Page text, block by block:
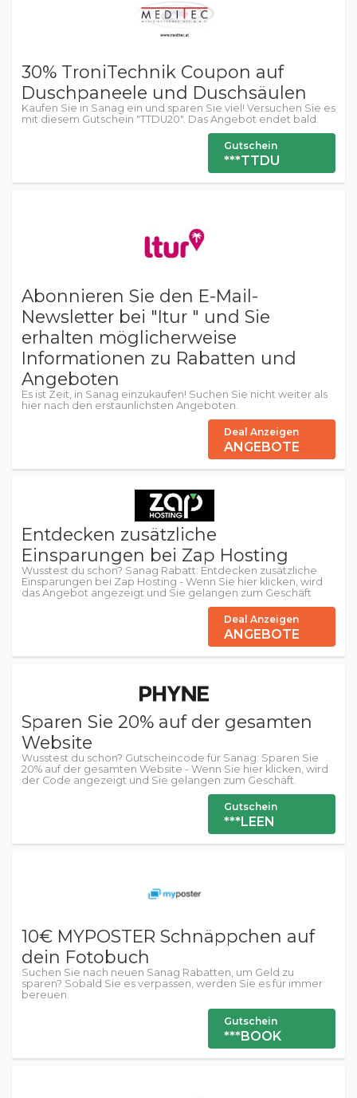
30% TroniTechnik Coupon auf
Duschpaneele und Duschsäulen
Kaufen Sie in Sanag ein und sparen Sie viel! Versuchen Sie es
mit diesem Gutschein "TTDU20". Das Angebot endet bald.
Gutschein
***TTDU
Abonnieren Sie den E-Mail-
Newsletter bei "Itur " und Sie
erhalten möglicherweise
Informationen zu Rabatten und
Angeboten
Es ist Zeit, in Sanag einzukaufen! Suchen Sie nicht weiter als
hier nach den erstaunlichsten Angeboten.
Deal Anzeigen
ANGEBOTE
Entdecken zusätzliche
Einsparungen bei Zap Hosting
Wusstest du schon? Sanag Rabatt: Entdecken zusätzliche
Einsparungen bei Zap Hosting - Wenn Sie hier klicken, wird
das Angebot angezeigt und Sie gelangen zum Geschäft
Deal Anzeigen
ANGEBOTE
Sparen Sie 20% auf der gesamten
Website
Wusstest du schon? Gutscheincode für Sanag: Sparen Sie
20% auf der gesamten Website - Wenn Sie hier klicken, wird
der Code angezeigt und Sie gelangen zum Geschäft.
Gutschein
***LEEN
10€ MYPOSTER Schnäppchen auf
dein Fotobuch
Suchen Sie nach neuen Sanag Rabatten, um Geld zu
sparen? Sobald Sie es verpassen, werden Sie es für immer
bereuen.
Gutschein
***BOOK